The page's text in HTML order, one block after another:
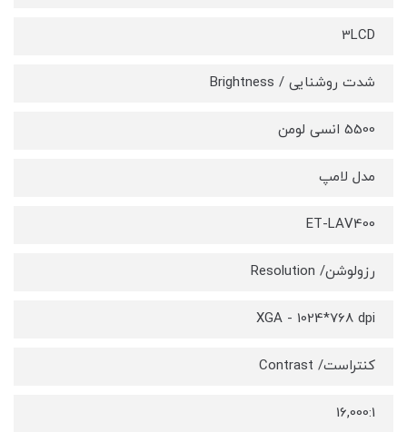
3LCD
شدت روشنایی / Brightness
5500 انسی لومن
مدل لامپ
ET-LAV400
رزولوشن/ Resolution
XGA - 1024*768 dpi
کنتراست/ Contrast
16,000:1